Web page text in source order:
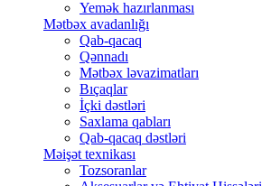
Yemək hazırlanması
Mətbəx avadanlığı
Qab-qacaq
Qənnadı
Mətbəx ləvazimatları
Bıçaqlar
İçki dəstləri
Saxlama qabları
Qab-qacaq dəstləri
Məişət texnikası
Tozsoranlar